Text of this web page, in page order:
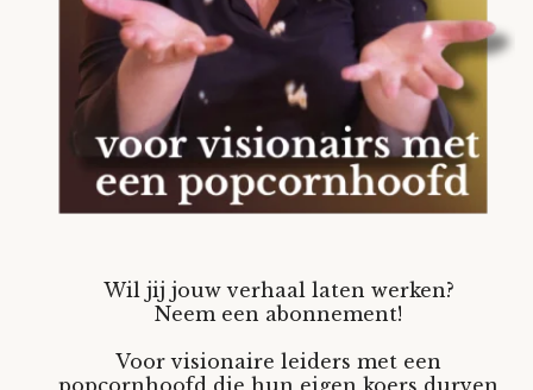
Wil jij jouw verhaal laten werken?
Neem een abonnement!
Voor visionaire leiders met een
popcornhoofd die hun eigen koers durven